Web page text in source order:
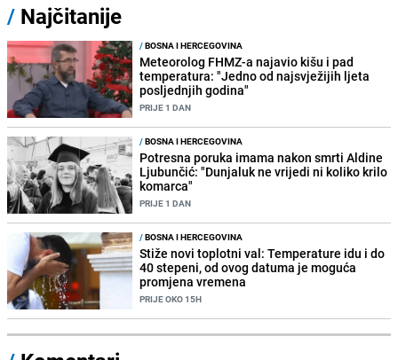
/ Najčitanije
/BOSNA I HERCEGOVINA
Meteorolog FHMZ-a najavio kišu i pad
temperatura: "Jedno od najsvježijih ljeta
posljednjih godina"
PRIJE 1 DAN
/BOSNA I HERCEGOVINA
Potresna poruka imama nakon smrti Aldine
Ljubunčić: "Dunjaluk ne vrijedi ni koliko krilo
komarca"
PRIJE 1 DAN
/BOSNA I HERCEGOVINA
Stiže novi toplotni val: Temperature idu i do
40 stepeni, od ovog datuma je moguća
promjena vremena
PRIJE OKO 15H